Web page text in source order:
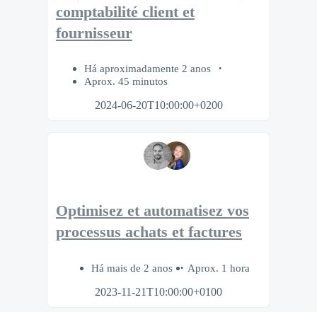
comptabilité client et
fournisseur
Há aproximadamente 2 anos
Aprox. 45 minutos
2024-06-20T10:00:00+0200
Optimisez et automatisez vos
processus achats et factures
Há mais de 2 anos
Aprox. 1 hora
2023-11-21T10:00:00+0100